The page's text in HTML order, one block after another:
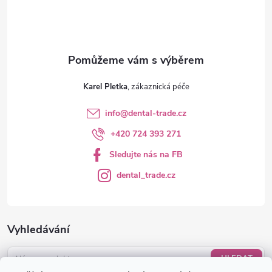
Vyhledávání
HLEDAT
Karel Pletka
info@dental-trade.cz
+420 724 393 271
Sledujte nás na FB
dental_trade.cz